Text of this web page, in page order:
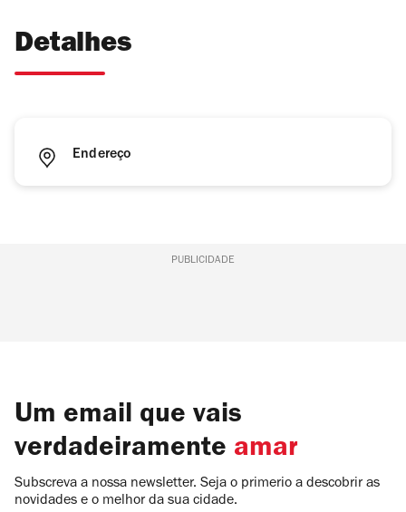
Detalhes
Endereço
PUBLICIDADE
Um email que vais
verdadeiramente amar
Subscreva a nossa newsletter. Seja o primerio a descobrir as
novidades e o melhor da sua cidade.